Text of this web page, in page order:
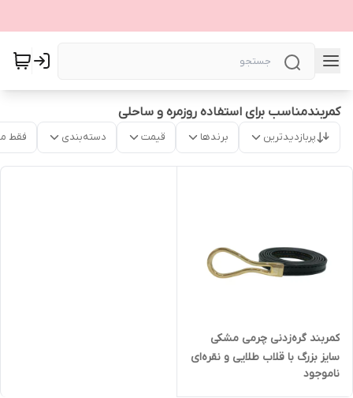
کمربندمناسب برای استفاده روزمره و ساحلی
پربازدیدترین برندها قیمت دسته‌بندی فقط
کمربند گره‌زدنی چرمی مشکی
سایز بزرگ با قلاب طلایی و نقره‌ای
ناموجود